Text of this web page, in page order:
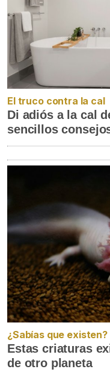
El truco contra la cal
Di adiós a la cal
sencillos
¿Sabías que existen?
Estas criaturas
de otro planeta